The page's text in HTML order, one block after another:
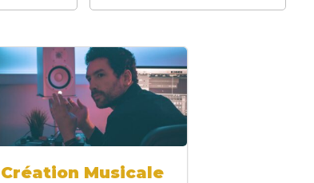
Création Musicale